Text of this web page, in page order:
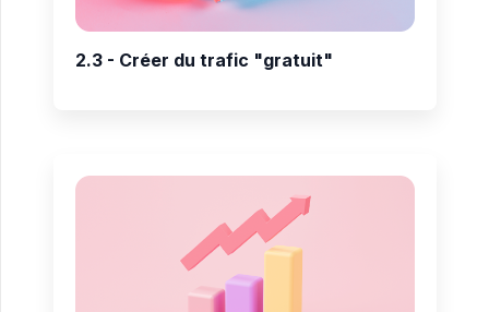
2.3 - Créer du trafic "gratuit"